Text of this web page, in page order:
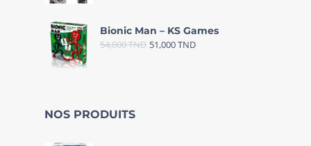
Bionic Man – KS Games
54,000TND 51,000TND
NOS PRODUITS